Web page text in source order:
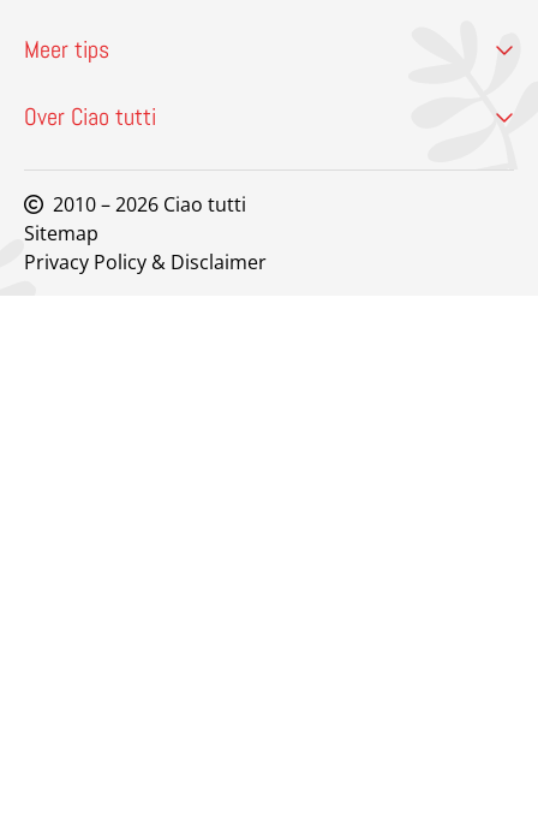
Meer tips
Over Ciao tutti
2010 – 2026 Ciao tutti
Sitemap
Privacy Policy & Disclaimer